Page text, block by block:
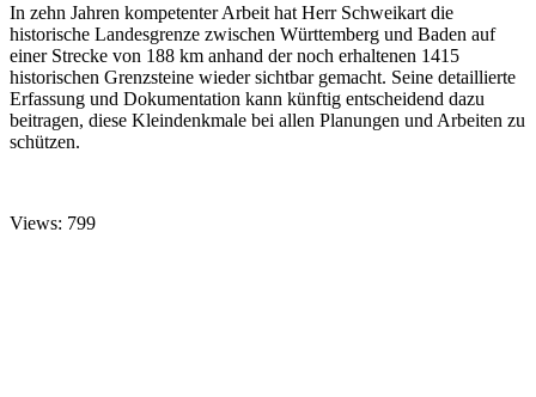
In zehn Jahren kompetenter Arbeit hat Herr Schweikart die
historische Landesgrenze zwischen Württemberg und Baden auf
einer Strecke von 188 km anhand der noch erhaltenen 1415
historischen Grenzsteine wieder sichtbar gemacht. Seine detaillierte
Erfassung und Dokumentation kann künftig entscheidend dazu
beitragen, diese Kleindenkmale bei allen Planungen und Arbeiten zu
schützen.
Views: 799